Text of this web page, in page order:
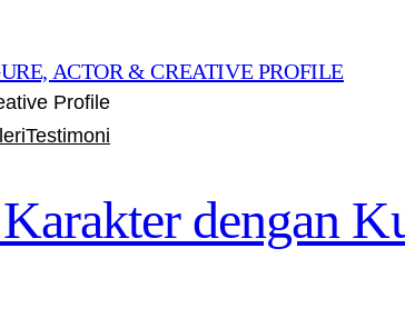
ACTOR & CREATIVE PROFILE
Profile
Testimoni
dengan